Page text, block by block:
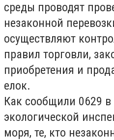
среды проводят
незаконной
осуществляют
правил торговли,
приобретения и
елок.
Как сообщили 0629 в
экологической
моря, те, кто